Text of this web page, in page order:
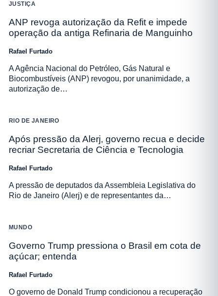
JUSTIÇA
ANP revoga autorização da Refit e impede
operação da antiga Refinaria de Manguinho
Rafael Furtado
A Agência Nacional do Petróleo, Gás Natural e
Biocombustíveis (ANP) revogou, por unanimidade, a
autorização de…
RIO DE JANEIRO
Após pressão da Alerj, governo recua e decide
recriar Secretaria de Ciência e Tecnologia
Rafael Furtado
A pressão de deputados da Assembleia Legislativa do
Rio de Janeiro (Alerj) e de representantes da…
MUNDO
Governo Trump pressiona o Brasil em cota de
açúcar; entenda
Rafael Furtado
O governo de Donald Trump condicionou a recuperação